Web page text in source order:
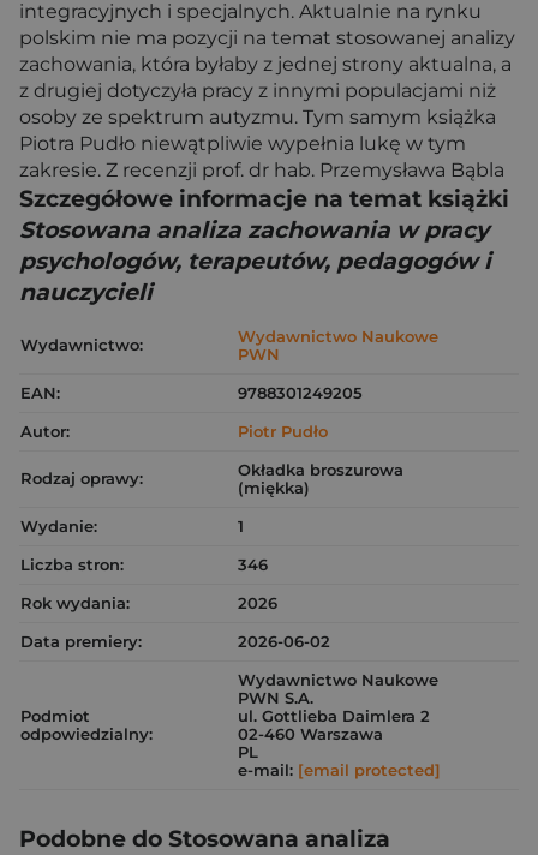
integracyjnych i specjalnych. Aktualnie na rynku
polskim nie ma pozycji na temat stosowanej analizy
zachowania, która byłaby z jednej strony aktualna, a
z drugiej dotyczyła pracy z innymi populacjami niż
osoby ze spektrum autyzmu. Tym samym książka
Piotra Pudło niewątpliwie wypełnia lukę w tym
zakresie. Z recenzji prof. dr hab. Przemysława Bąbla
Szczegółowe informacje na temat książki
Stosowana analiza zachowania w pracy
psychologów, terapeutów, pedagogów i
nauczycieli
Wydawnictwo:
Wydawnictwo Naukowe
PWN
EAN:
9788301249205
Autor:
Piotr Pudło
Rodzaj oprawy:
Okładka broszurowa
(miękka)
Wydanie:
1
Liczba stron:
346
Rok wydania:
2026
Data premiery:
2026-06-02
Podmiot
odpowiedzialny:
Wydawnictwo Naukowe
PWN S.A.
ul. Gottlieba Daimlera 2
02-460 Warszawa
PL
e-mail: [email protected]
Podobne do Stosowana analiza